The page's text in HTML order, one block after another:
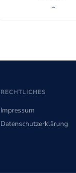
–
RECHTLICHES
Impressum
Datenschutzerklärung